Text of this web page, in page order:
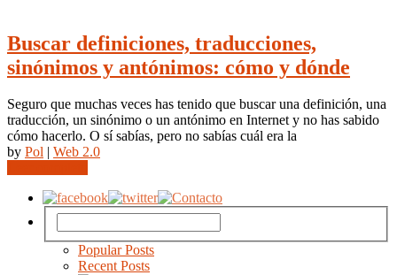
Buscar definiciones, traducciones,
sinónimos y antónimos: cómo y dónde
Seguro que muchas veces has tenido que buscar una definición, una
traducción, un sinónimo o un antónimo en Internet y no has sabido
cómo hacerlo. O sí sabías, pero no sabías cuál era la
by Pol | Web 2.0
Popular Posts
Recent Posts